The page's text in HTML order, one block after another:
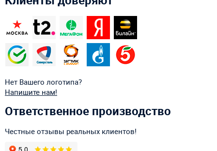
Нет Вашего логотипа?
Напишите нам!
Ответственное производство
Честные отзывы реальных клиентов!